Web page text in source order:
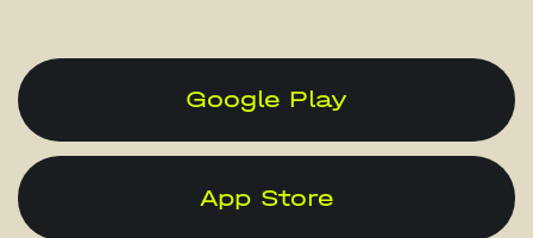
Google Play
App Store